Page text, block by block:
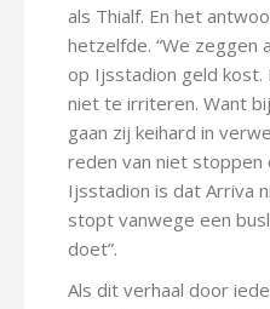
als Thialf. En het
hetzelfde. “We zeggen
op Ijsstadion geld kost.
niet te irriteren. Want
gaan zij keihard in
reden van niet
Ijsstadion is dat Arriva
stopt vanwege een
doet”.
Als dit verhaal door